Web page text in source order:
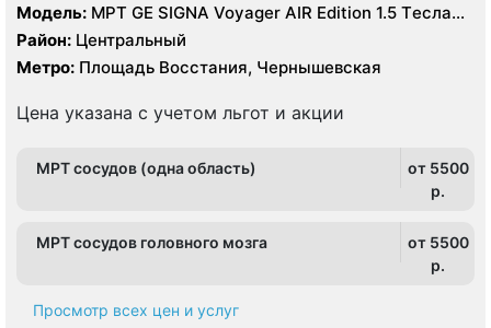
Модель: МРТ GE SIGNA Voyager AIR Edition 1.5 Tесла
полуоткрытый, КТ GE Revolution EVO 128 срезов, УЗИ
GE Vivid 11 экспертного класса
Район: Центральный
Метро: Площадь Восстания, Чернышевская
Цена указана с учетом льгот и акции
МРТ сосудов (одна область)
от 5500
p.
МРТ сосудов головного мозга
от 5500
p.
Просмотр всех цен и услуг